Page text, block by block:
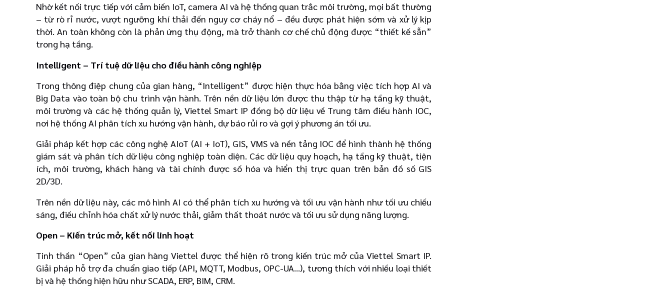
Nhờ kết nối trực tiếp với cảm biến IoT, camera AI và hệ thống quan trắc môi trường, mọi bất thường
– từ rò rỉ nước, vượt ngưỡng khí thải đến nguy cơ cháy nổ – đều được phát hiện sớm và xử lý kịp
thời. An toàn không còn là phản ứng thụ động, mà trở thành cơ chế chủ động được “thiết kế sẵn”
trong hạ tầng.
Intelligent – Trí tuệ dữ liệu cho điều hành công nghiệp
Trong thông điệp chung của gian hàng, “Intelligent” được hiện thực hóa bằng việc tích hợp AI và
Big Data vào toàn bộ chu trình vận hành. Trên nền dữ liệu lớn được thu thập từ hạ tầng kỹ thuật,
môi trường và các hệ thống quản lý, Viettel Smart IP đồng bộ dữ liệu về Trung tâm điều hành IOC,
nơi hệ thống AI phân tích xu hướng vận hành, dự báo rủi ro và gợi ý phương án tối ưu.
Giải pháp kết hợp các công nghệ AIoT (AI + IoT), GIS, VMS và nền tảng IOC để hình thành hệ thống
giám sát và phân tích dữ liệu công nghiệp toàn diện. Các dữ liệu quy hoạch, hạ tầng kỹ thuật, tiện
ích, môi trường, khách hàng và tài chính được số hóa và hiển thị trực quan trên bản đồ số GIS
2D/3D.
Trên nền dữ liệu này, các mô hình AI có thể phân tích xu hướng và tối ưu vận hành như tối ưu chiếu
sáng, điều chỉnh hóa chất xử lý nước thải, giảm thất thoát nước và tối ưu sử dụng năng lượng.
Open – Kiến trúc mở, kết nối linh hoạt
Tinh thần “Open” của gian hàng Viettel được thể hiện rõ trong kiến trúc mở của Viettel Smart IP.
Giải pháp hỗ trợ đa chuẩn giao tiếp (API, MQTT, Modbus, OPC-UA…), tương thích với nhiều loại thiết
bị và hệ thống hiện hữu như SCADA, ERP, BIM, CRM.